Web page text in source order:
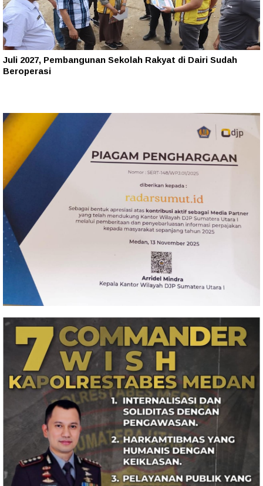
Juli 2027, Pembangunan Sekolah Rakyat di Dairi Sudah
Beroperasi